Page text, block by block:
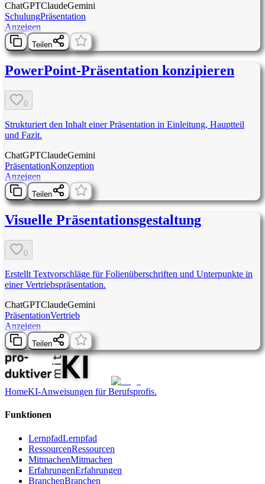
ChatGPTClaudeGemini
SchulungPräsentation
Anzeigen
Teilen
PowerPoint-Präsentation konzipieren
0
Strukturiert den Inhalt einer Präsentation in Einleitung, Hauptteil
und Fazit.
ChatGPTClaudeGemini
PräsentationKonzeption
Anzeigen
Teilen
Visuelle Präsentationsgestaltung
0
Erstellt Textvorschläge für Folienüberschriften und Unterpunkte in
einer Vertriebspräsentation.
ChatGPTClaudeGemini
PräsentationVertrieb
Anzeigen
Teilen
HomeKI-Anweisungen für Berufsprofis.
Funktionen
LernpfadLernpfad
RessourcenRessourcen
MitmachenMitmachen
ErfahrungenErfahrungen
BranchenBranchen